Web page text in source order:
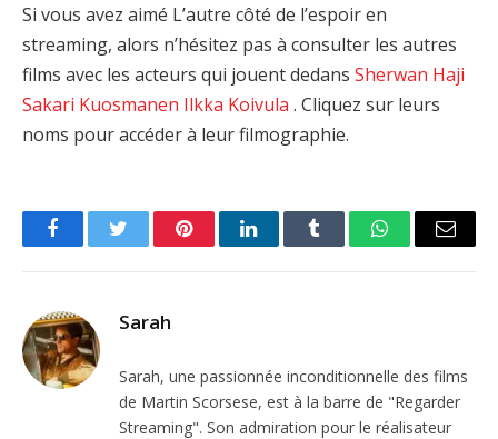
Si vous avez aimé L’autre côté de l’espoir en
streaming, alors n’hésitez pas à consulter les autres
films avec les acteurs qui jouent dedans Sherwan Haji
Sakari Kuosmanen Ilkka Koivula . Cliquez sur leurs
noms pour accéder à leur filmographie.
FacebookTwitter PinterestLinkedInTumblr WhatsAppEmail
Sarah
Sarah, une passionnée inconditionnelle des films
de Martin Scorsese, est à la barre de "Regarder
Streaming". Son admiration pour le réalisateur